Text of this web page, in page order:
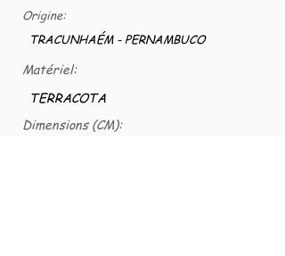
Origine:
TRACUNHAÉM - PERNAMBUCO
Matériel:
TERRACOTA
Dimensions (CM):